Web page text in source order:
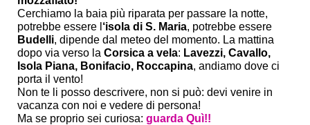
Cerchiamo la baia più riparata per passare la notte,
potrebbe essere l ‘isola di S. Maria, potrebbe essere
Budelli, dipende dal meteo del momento. La mattina
dopo via verso la Corsica a vela: Lavezzi, Cavallo,
Isola Piana, Bonifacio, Roccapina, andiamo dove ci
porta il vento!
Non te li posso descrivere, non si può: devi venire in
vacanza con noi e vedere di persona!
Ma se proprio sei curiosa: guarda Quì!!